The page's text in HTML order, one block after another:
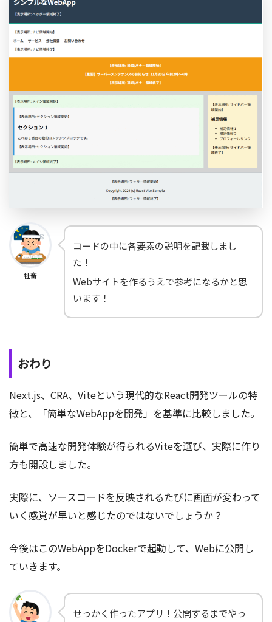
社畜
コードの中に各要素の説明を記載しまし
た！
Webサイトを作るうえで参考になるかと思
います！
おわり
Next.js、CRA、Viteという現代的なReact開発ツールの特
徴と、「簡単なWebAppを開発」を基準に比較しました。
簡単で高速な開発体験が得られるViteを選び、実際に作り
方も開設しました。
実際に、ソースコードを反映されるたびに画面が変わって
いく感覚が早いと感じたのではないでしょうか？
今後はこのWebAppをDockerで起動して、Webに公開し
ていきます。
せっかく作ったアプリ！公開するまでやっ